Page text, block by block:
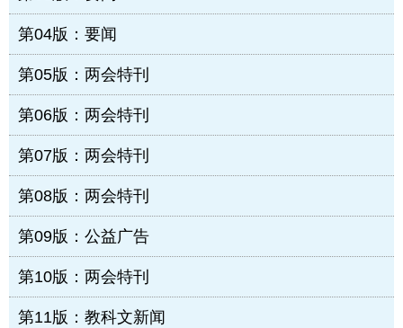
第04版：要闻
第05版：两会特刊
第06版：两会特刊
第07版：两会特刊
第08版：两会特刊
第09版：公益广告
第10版：两会特刊
第11版：教科文新闻